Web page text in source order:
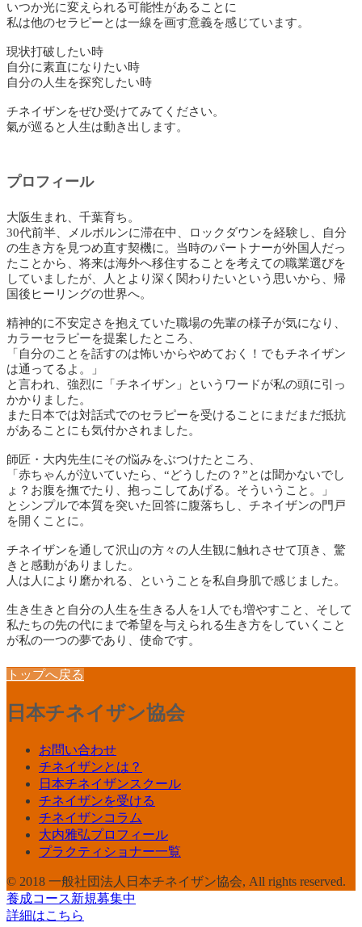
いつか光に変えられる可能性があることに
私は他のセラピーとは一線を画す意義を感じています。
現状打破したい時
自分に素直になりたい時
自分の人生を探究したい時
チネイザンをぜひ受けてみてください。
氣が巡ると人生は動き出します。
プロフィール
大阪生まれ、千葉育ち。
30代前半、メルボルンに滞在中、ロックダウンを経験し、自分
の生き方を見つめ直す契機に。当時のパートナーが外国人だっ
たことから、将来は海外へ移住することを考えての職業選びを
していましたが、人とより深く関わりたいという思いから、帰
国後ヒーリングの世界へ。
精神的に不安定さを抱えていた職場の先輩の様子が気になり、
カラーセラピーを提案したところ、
「自分のことを話すのは怖いからやめておく！でもチネイザン
は通ってるよ。」
と言われ、強烈に「チネイザン」というワードが私の頭に引っ
かかりました。
また日本では対話式でのセラピーを受けることにまだまだ抵抗
があることにも気付かされました。
師匠・大内先生にその悩みをぶつけたところ、
「赤ちゃんが泣いていたら、“どうしたの？”とは聞かないでし
ょ？お腹を撫でたり、抱っこしてあげる。そういうこと。」
とシンプルで本質を突いた回答に腹落ちし、チネイザンの門戸
を開くことに。
チネイザンを通して沢山の方々の人生観に触れさせて頂き、驚
きと感動がありました。
人は人により磨かれる、ということを私自身肌で感じました。
生き生きと自分の人生を生きる人を1人でも増やすこと、そして
私たちの先の代にまで希望を与えられる生き方をしていくこと
が私の一つの夢であり、使命です。
トップへ戻る
日本チネイザン協会
お問い合わせ
チネイザンとは？
日本チネイザンスクール
チネイザンを受ける
チネイザンコラム
大内雅弘プロフィール
プラクティショナー一覧
© 2018 一般社団法人日本チネイザン協会, All rights reserved.
養成コース新規募集中
詳細はこちら